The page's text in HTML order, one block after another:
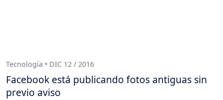
Tecnología • DIC 12 / 2016
Facebook está publicando fotos antiguas sin
previo aviso